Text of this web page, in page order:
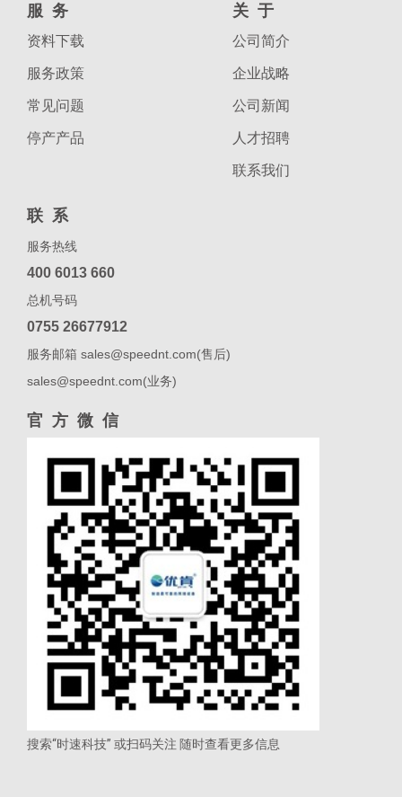
服务
资料下载
服务政策
常见问题
停产产品
关于
公司简介
企业战略
公司新闻
人才招聘
联系我们
联系
服务热线
400 6013 660
总机号码
0755 26677912
服务邮箱 sales@speednt.com(售后)
sales@speednt.com(业务)
官方微信
搜索“时速科技” 或扫码关注 随时查看更多信息